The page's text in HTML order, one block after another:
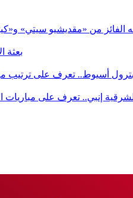
الفائز من «مقديشيو سيتي»
بعثة
بترول أسيوط.. تعرف على
الشرقية إنبي.. تعرف على مباريات